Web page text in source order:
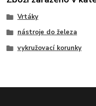
Vrtáky
nástroje do železa
vykružovací korunky